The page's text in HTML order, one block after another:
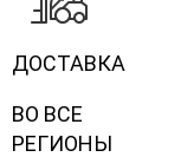
ДОСТАВКА
ВО ВСЕ
РЕГИОНЫ